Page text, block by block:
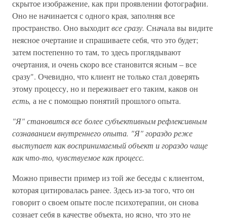
скрытое изображение, как при проявлении фотографии.
Оно не начинается с одного края, заполняя все
пространство. Оно выходитвсе сразу. Сначала вы видите
неясное очертание и спрашиваете себя, что это будет;
затем постепенно то там, то здесь проглядывают
очертания, и очень скоро все становится ясным – все
сразу". Очевидно, что клиент не только стал доверять
этому процессу, но и переживает его таким, каков он
есть, а не с помощью понятий прошлого опыта.
"Я" становится все более субъективным рефлексивным
сознаванием внутреннего опыта. "Я" гораздо реже
выступает как воспринимаемый объект и гораздо чаще
как что-то, чувствуемое как процесс.
Можно привести пример из той же беседы с клиентом,
которая цитировалась ранее. Здесь из-за того, что он
говорит о своем опыте после психотерапии, он снова
сознает себя в качестве объекта, но ясно, что это не